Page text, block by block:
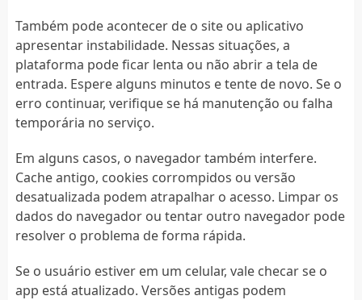
Também pode acontecer de o site ou aplicativo
apresentar instabilidade. Nessas situações, a
plataforma pode ficar lenta ou não abrir a tela de
entrada. Espere alguns minutos e tente de novo. Se o
erro continuar, verifique se há manutenção ou falha
temporária no serviço.
Em alguns casos, o navegador também interfere.
Cache antigo, cookies corrompidos ou versão
desatualizada podem atrapalhar o acesso. Limpar os
dados do navegador ou tentar outro navegador pode
resolver o problema de forma rápida.
Se o usuário estiver em um celular, vale checar se o
app está atualizado. Versões antigas podem